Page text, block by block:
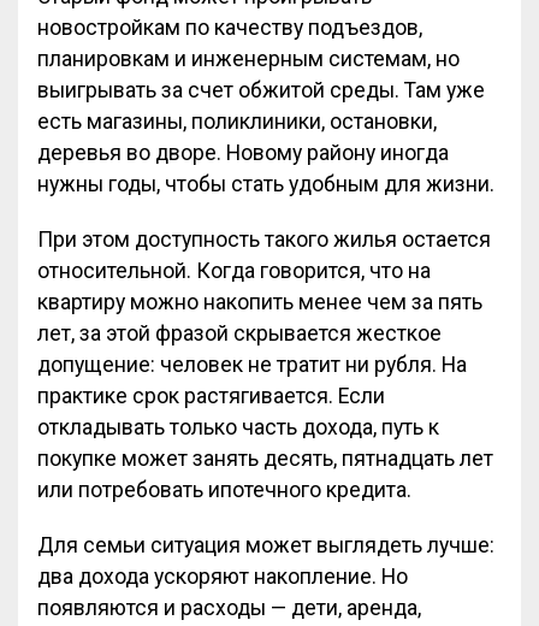
новостройкам по качеству подъездов,
планировкам и инженерным системам, но
выигрывать за счет обжитой среды. Там уже
есть магазины, поликлиники, остановки,
деревья во дворе. Новому району иногда
нужны годы, чтобы стать удобным для жизни.
При этом доступность такого жилья остается
относительной. Когда говорится, что на
квартиру можно накопить менее чем за пять
лет, за этой фразой скрывается жесткое
допущение: человек не тратит ни рубля. На
практике срок растягивается. Если
откладывать только часть дохода, путь к
покупке может занять десять, пятнадцать лет
или потребовать ипотечного кредита.
Для семьи ситуация может выглядеть лучше:
два дохода ускоряют накопление. Но
появляются и расходы — дети, аренда,